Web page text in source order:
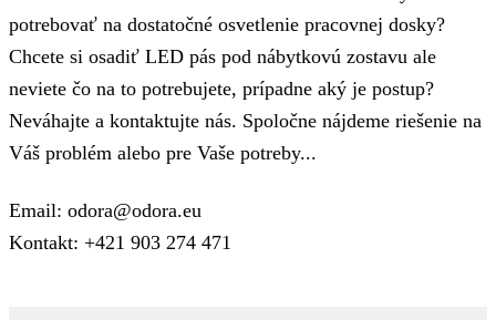
potrebovať na dostatočné osvetlenie pracovnej dosky?
Chcete si osadiť LED pás pod nábytkovú zostavu ale
neviete čo na to potrebujete, prípadne aký je postup?
Neváhajte a kontaktujte nás. Spoločne nájdeme riešenie na
Váš problém alebo pre Vaše potreby...
Email: odora@odora.eu
Kontakt: +421 903 274 471